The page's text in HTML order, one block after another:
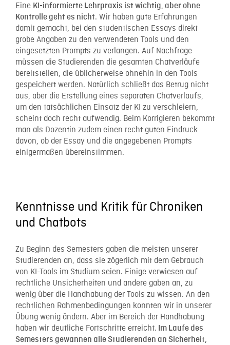
Eine KI-informierte Lehrpraxis ist wichtig, aber ohne
Kontrolle geht es nicht. Wir haben gute Erfahrungen
damit gemacht, bei den studentischen Essays direkt
grobe Angaben zu den verwendeten Tools und den
eingesetzten Prompts zu verlangen. Auf Nachfrage
müssen die Studierenden die gesamten Chatverläufe
bereitstellen, die üblicherweise ohnehin in den Tools
gespeichert werden. Natürlich schließt das Betrug nicht
aus, aber die Erstellung eines separaten Chatverlaufs,
um den tatsächlichen Einsatz der KI zu verschleiern,
scheint doch recht aufwendig. Beim Korrigieren bekommt
man als Dozentin zudem einen recht guten Eindruck
davon, ob der Essay und die angegebenen Prompts
einigermaßen übereinstimmen.
Kenntnisse und Kritik für Chroniken
und Chatbots
Zu Beginn des Semesters gaben die meisten unserer
Studierenden an, dass sie zögerlich mit dem Gebrauch
von KI-Tools im Studium seien. Einige verwiesen auf
rechtliche Unsicherheiten und andere gaben an, zu
wenig über die Handhabung der Tools zu wissen. An den
rechtlichen Rahmenbedingungen konnten wir in unserer
Übung wenig ändern. Aber im Bereich der Handhabung
haben wir deutliche Fortschritte erreicht. Im Laufe des
Semesters gewannen alle Studierenden an Sicherheit,